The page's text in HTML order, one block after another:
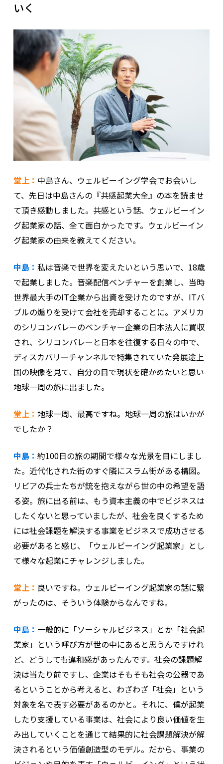
いく
堂上： 中島さん、ウェルビーイング学会でお会いし
て、先日は中島さんの『共感起業大全』の本を読ませ
て頂き感動しました。共感という話、ウェルビーイン
グ起業家の話、全て面白かったです。ウェルビーイン
グ起業家の由来を教えてください。
中島： 私は音楽で世界を変えたいという思いで、18歳
で起業しました。音楽配信ベンチャーを創業し、当時
世界最大手のIT企業から出資を受けたのですが、ITバ
ブルの煽りを受けて会社を売却することに。アメリカ
のシリコンバレーのベンチャー企業の日本法人に買収
され、シリコンバレーと日本を往復する日々の中で、
ディスカバリーチャンネルで特集されていた発展途上
国の映像を見て、自分の目で現状を確かめたいと思い
地球一周の旅に出ました。
堂上： 地球一周、最高ですね。地球一周の旅はいかが
でしたか？
中島： 約100日の旅の期間で様々な光景を目にしまし
た。近代化された街のすぐ隣にスラム街がある構図。
リビアの兵士たちが銃を抱えながら世の中の希望を語
る姿。旅に出る前は、もう資本主義の中でビジネスは
したくないと思っていましたが、社会を良くするため
には社会課題を解決する事業をビジネスで成功させる
必要があると感じ、「ウェルビーイング起業家」とし
て様々な起業にチャレンジしました。
堂上： 良いですね。ウェルビーイング起業家の話に繋
がったのは、そういう体験からなんですね。
中島： 一般的に「ソーシャルビジネス」とか「社会起
業家」という呼び方が世の中にあると思うんですけれ
ど、どうしても違和感があったんです。社会の課題解
決は当たり前ですし、企業はそもそも社会の公器であ
るということから考えると、わざわざ「社会」という
対象を名で表す必要があるのかと。それに、僕が起業
したり支援している事業は、社会により良い価値を生
み出していくことを通じて結果的に社会課題解決が解
決されるという価値創造型のモデル。だから、事業の